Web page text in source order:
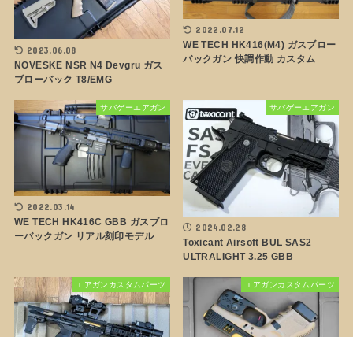
2023.06.08
NOVESKE NSR N4 Devgru ガス
ブローバック T8/EMG
2022.07.12
WE TECH HK416(M4) ガスブロー
バックガン 快調作動 カスタム
サバゲーエアガン
2022.03.14
WE TECH HK416C GBB ガスブロ
ーバックガン リアル刻印モデル
サバゲーエアガン
2024.02.28
Toxicant Airsoft BUL SAS2
ULTRALIGHT 3.25 GBB
エアガンカスタムパーツ エアガンカスタムパーツ